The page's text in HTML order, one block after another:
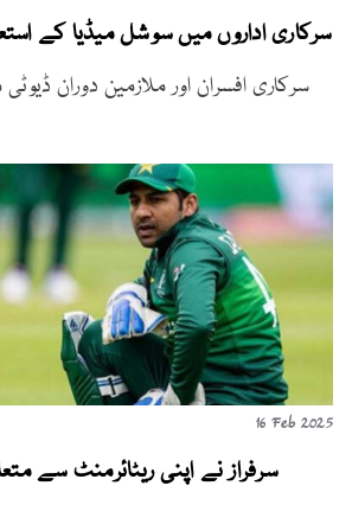
سرکاری اداروں میں سوشل میڈیا کے
سرکاری افسران اور ملازمین دوران ڈیوٹی
16 Feb 2025
سرفراز نے اپنی ریٹائرمنٹ سے